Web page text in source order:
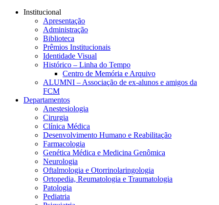
Conteúdo principal
Institucional
Apresentação
Administração
Biblioteca
Prêmios Institucionais
Identidade Visual
Histórico – Linha do Tempo
Centro de Memória e Arquivo
ALUMNI – Associação de ex-alunos e amigos da
FCM
Departamentos
Anestesiologia
Cirurgia
Clínica Médica
Desenvolvimento Humano e Reabilitação
Farmacologia
Genética Médica e Medicina Genômica
Neurologia
Oftalmologia e Otorrinolaringologia
Ortopedia, Reumatologia e Traumatologia
Patologia
Pediatria